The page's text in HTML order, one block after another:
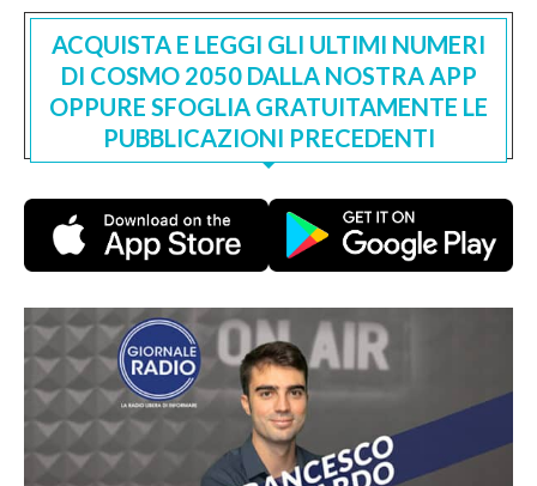
ACQUISTA E LEGGI GLI ULTIMI NUMERI
DI COSMO 2050 DALLA NOSTRA APP
OPPURE SFOGLIA GRATUITAMENTE LE
PUBBLICAZIONI PRECEDENTI